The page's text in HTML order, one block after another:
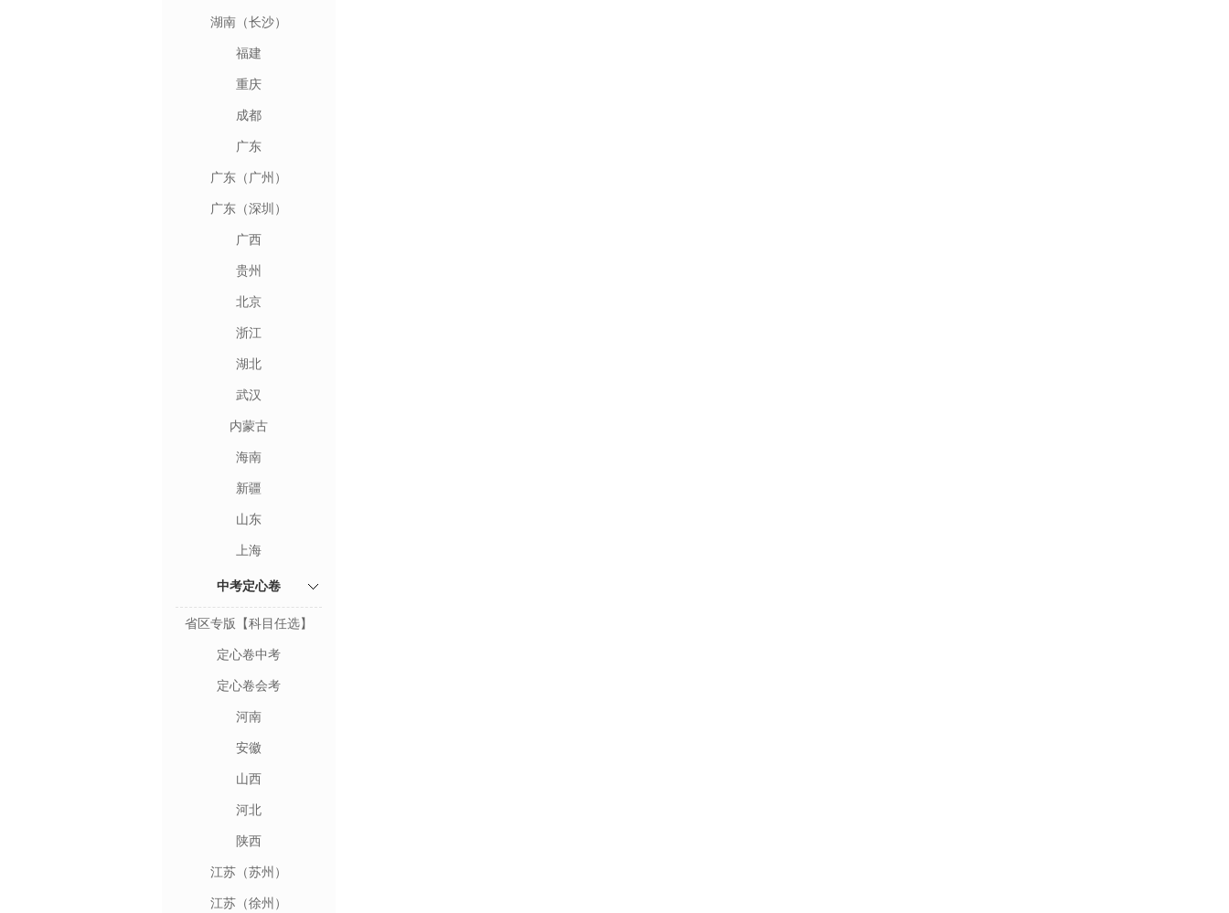
湖南（长沙）
福建
重庆
成都
广东
广东（广州）
广东（深圳）
广西
贵州
北京
浙江
湖北
武汉
内蒙古
海南
新疆
山东
上海
中考定心卷
省区专版【科目任选】
定心卷中考
定心卷会考
河南
安徽
山西
河北
陕西
江苏（苏州）
江苏（徐州）